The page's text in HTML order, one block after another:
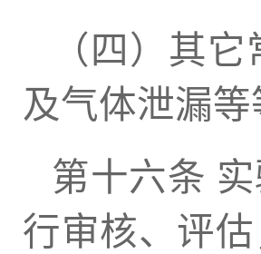
（四）其
及气体泄漏等
第十六条
行审核、评